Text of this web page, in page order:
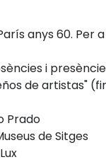
anys 60. Per
i
de artistas"
Prado
de Sitges